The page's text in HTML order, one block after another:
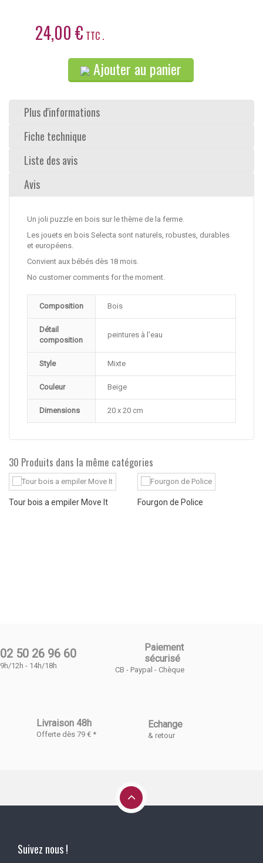
24,00 € TTC .
Ajouter au panier
Plus d'informations
Fiche technique
Liste des avis
Avis
Un joli puzzle en bois sur le thème de la ferme.
Les jouets en bois Selecta sont naturels, robustes, durables
et européens.
Convient aux bébés dès 18 mois.
No customer comments for the moment.
Composition Bois
Détail
composition
peintures à l'eau
Style Mixte
Couleur Beige
Dimensions 20 x 20 cm
30 Produits dans la même catégories
Tour bois a empiler Move It Fourgon de Police
02 50 26 96 60
9h/12h - 14h/18h
Paiement
sécurisé
CB - Paypal - Chèque
Livraison 48h
Offerte dès 79 € *
Echange
& retour
Suivez nous !